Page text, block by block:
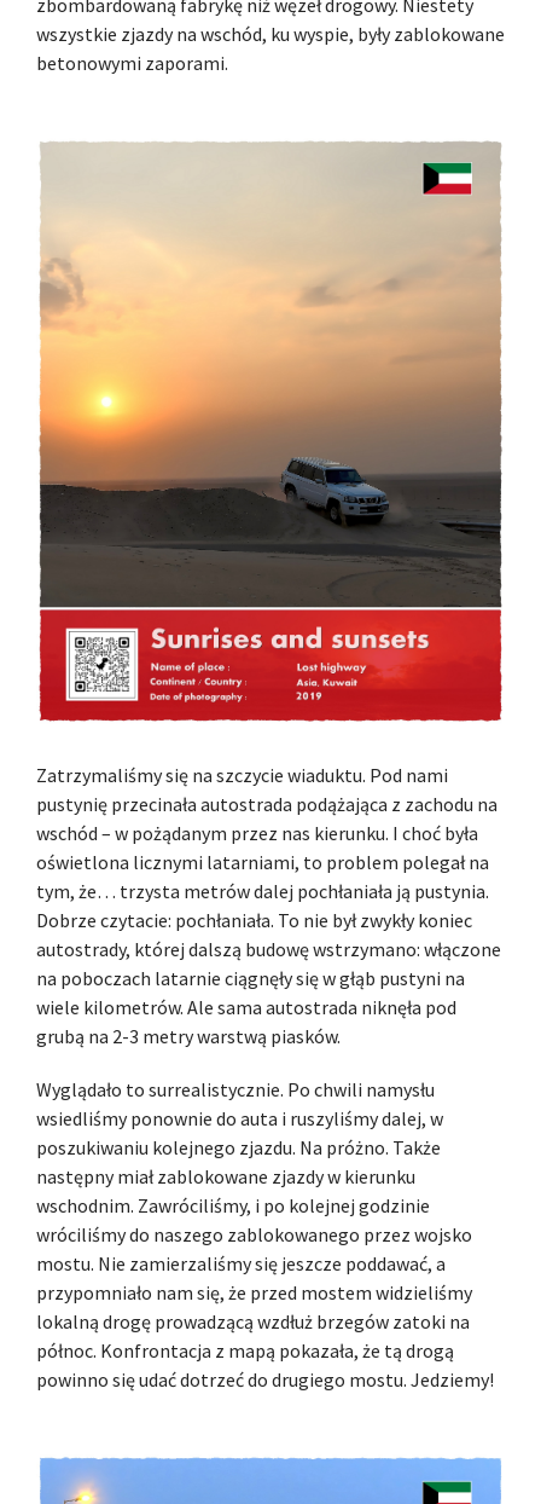
zbombardowaną fabrykę niż węzeł drogowy. Niestety
wszystkie zjazdy na wschód, ku wyspie, były zablokowane
betonowymi zaporami.
Zatrzymaliśmy się na szczycie wiaduktu. Pod nami
pustynię przecinała autostrada podążająca z zachodu na
wschód – w pożądanym przez nas kierunku. I choć była
oświetlona licznymi latarniami, to problem polegał na
tym, że… trzysta metrów dalej pochłaniała ją pustynia.
Dobrze czytacie: pochłaniała. To nie był zwykły koniec
autostrady, której dalszą budowę wstrzymano: włączone
na poboczach latarnie ciągnęły się w głąb pustyni na
wiele kilometrów. Ale sama autostrada niknęła pod
grubą na 2-3 metry warstwą piasków.
Wyglądało to surrealistycznie. Po chwili namysłu
wsiedliśmy ponownie do auta i ruszyliśmy dalej, w
poszukiwaniu kolejnego zjazdu. Na próżno. Także
następny miał zablokowane zjazdy w kierunku
wschodnim. Zawróciliśmy, i po kolejnej godzinie
wróciliśmy do naszego zablokowanego przez wojsko
mostu. Nie zamierzaliśmy się jeszcze poddawać, a
przypomniało nam się, że przed mostem widzieliśmy
lokalną drogę prowadzącą wzdłuż brzegów zatoki na
północ. Konfrontacja z mapą pokazała, że tą drogą
powinno się udać dotrzeć do drugiego mostu. Jedziemy!